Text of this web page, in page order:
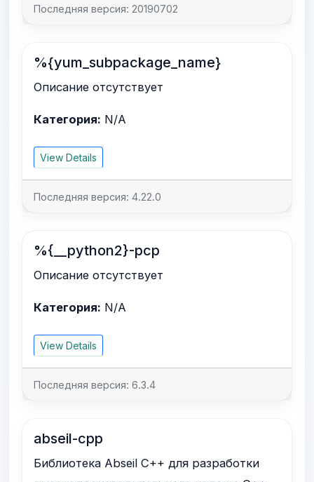
Последняя версия: 20190702
%{yum_subpackage_name}
Описание отсутствует
Категория: N/A
View Details
Последняя версия: 4.22.0
%{__python2}-pcp
Описание отсутствует
Категория: N/A
View Details
Последняя версия: 6.3.4
abseil-cpp
Библиотека Abseil C++ для разработки